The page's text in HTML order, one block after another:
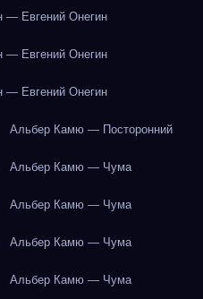
— Евгений Онегин
— Евгений Онегин
— Евгений Онегин
Альбер Камю — Посторонний
Альбер Камю — Чума
Альбер Камю — Чума
Альбер Камю — Чума
Альбер Камю — Чума